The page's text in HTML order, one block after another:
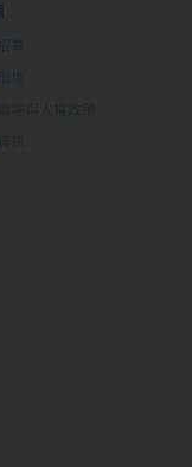
募
境
場與人權政策
訊